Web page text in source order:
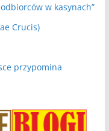
w kasynach”
Crucis)
przypomina